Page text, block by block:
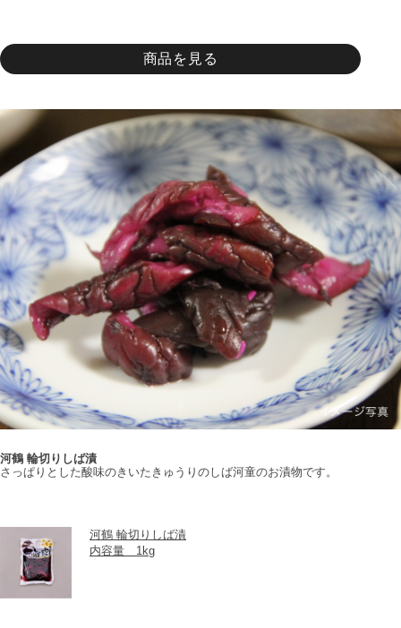
商品を見る
河鶴 輪切りしば漬
さっぱりとした酸味のきいたきゅうりのしば河童のお漬物です。
河鶴 輪切りしば漬
内容量　1kg